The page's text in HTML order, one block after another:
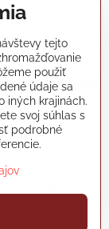
tejto
použiť
údaje sa
iných krajinách.
svoj súhlas s
podrobné